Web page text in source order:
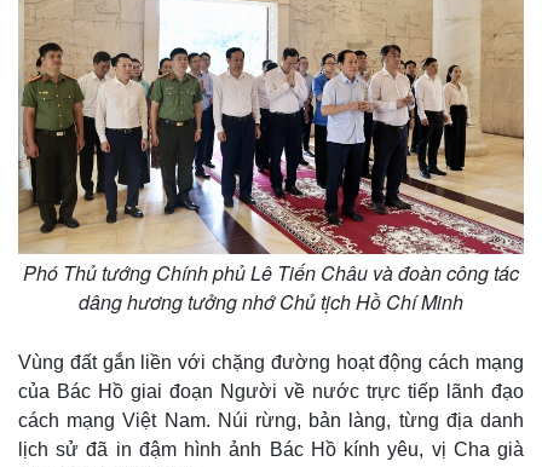
E-Magazine
Infographic
Phó Thủ tướng Chính phủ Lê Tiến Châu và đoàn công tác
dâng hương tưởng nhớ Chủ tịch Hồ Chí Minh
Vùng đất gắn liền với chặng đường hoạt động cách mạng
của Bác Hồ giai đoạn Người về nước trực tiếp lãnh đạo
cách mạng Việt Nam. Núi rừng, bản làng, từng địa danh
lịch sử đã in đậm hình ảnh Bác Hồ kính yêu, vị Cha già